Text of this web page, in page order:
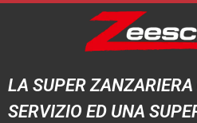
LA SUPER
SERVIZIO ED UNA